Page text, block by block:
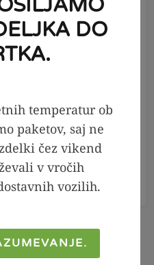
1
sladoled brez
DO
temperatur ob
paketov, saj ne
čez vikend
v vročih
vozilih.